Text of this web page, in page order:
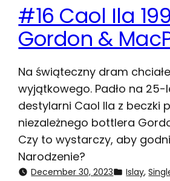
#16 Caol Ila
Gordon &
Na świąteczny dram
wyjątkowego. Padło na 25-
destylarni Caol Ila z beczki
niezależnego bottlera
Czy to wystarczy, aby
Narodzenie?
December 30, 2023 Islay,